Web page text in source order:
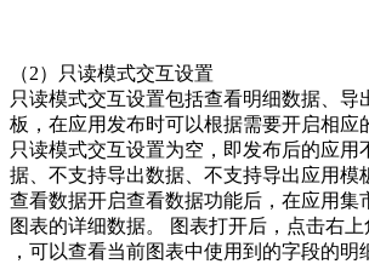
（2）只读模式交互设置
只读模式交互设置包括查看明细数据、导
板，在应用发布时可以根据需要开启相应
只读模式交互设置为空，即发布后的应用
据、不支持导出数据、不支持导出应用模
查看数据开启查看数据功能后，在应用集
图表的详细数据。 图表打开后，点击右
，可以查看当前图表中使用到的字段的明